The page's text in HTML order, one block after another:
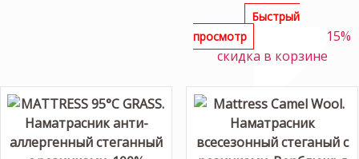
Быстрый
просмотр
15%
скидка в корзине